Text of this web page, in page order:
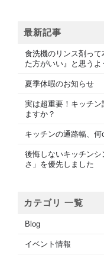
最新記事
食洗機のリンス剤っ
た方がいい』と思うよ
夏季休暇のお知らせ
実は超重要！キッチ
ますか？
キッチンの通路幅、
後悔しないキッチン
さ」を優先しました
カテゴリ 一覧
Blog
イベント情報